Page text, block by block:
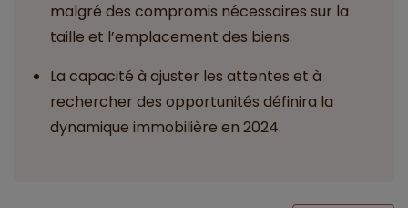
malgré des compromis nécessaires sur la
taille et l’emplacement des biens.
La capacité à ajuster les attentes et à
rechercher des opportunités définira la
dynamique immobilière en 2024.